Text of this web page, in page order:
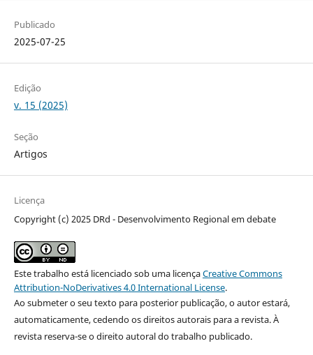
Publicado
2025-07-25
Edição
v. 15 (2025)
Seção
Artigos
Licença
Copyright (c) 2025 DRd - Desenvolvimento Regional em debate
Este trabalho está licenciado sob uma licençaCreative Commons
Attribution-NoDerivatives 4.0 International License.
Ao submeter o seu texto para posterior publicação, o autor estará,
automaticamente, cedendo os direitos autorais para a revista. À
revista reserva-se o direito autoral do trabalho publicado.